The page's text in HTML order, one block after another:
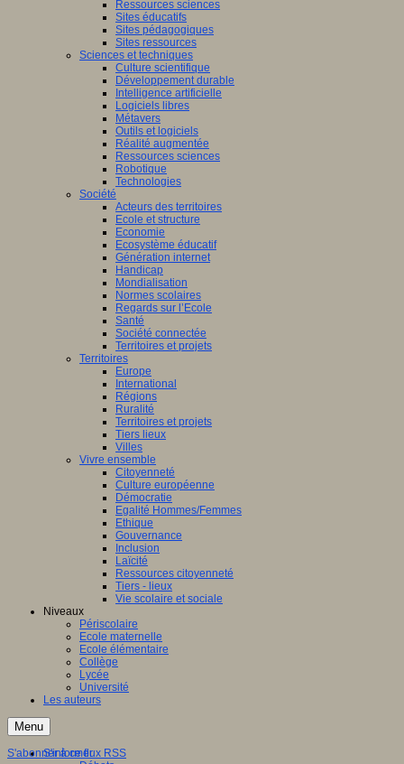
Ressources sciences
Sites éducatifs
Sites pédagogiques
Sites ressources
Sciences et techniques
Culture scientifique
Développement durable
Intelligence artificielle
Logiciels libres
Métavers
Outils et logiciels
Réalité augmentée
Ressources sciences
Robotique
Technologies
Société
Acteurs des territoires
Ecole et structure
Economie
Ecosystème éducatif
Génération internet
Handicap
Mondialisation
Normes scolaires
Regards sur l’Ecole
Santé
Société connectée
Territoires et projets
Territoires
Europe
International
Régions
Ruralité
Territoires et projets
Tiers lieux
Villes
Vivre ensemble
Citoyenneté
Culture européenne
Démocratie
Egalité Hommes/Femmes
Ethique
Gouvernance
Inclusion
Laïcité
Ressources citoyenneté
Tiers - lieux
Vie scolaire et sociale
Niveaux
Périscolaire
Ecole maternelle
Ecole élémentaire
Collège
Lycée
Université
Les auteurs
Menu
S'informer
S'abonner à ce flux RSS